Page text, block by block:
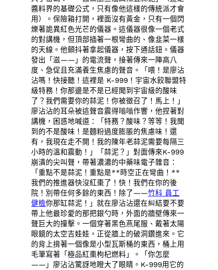
醬料界的基礎公式，只有像他這樣的傳統派才會
用）。保險箱打開，裡面沒有黃金，只有一個閃
爍著詭異紅色光芒的儀器。這儀器很像一個老式
的對講機，但頂部插著一根彎曲的、像韭菜一樣
的天線。他顫抖著拿起儀器，按下通話鈕。儀器
發出「滋——」的電流聲，接著傳來一陣高八
度、急促且充滿養生焦慮的聲音。「喂！是廖沾
沾嗎！快接聽！這裡是 K-999！宇宙水餃聯盟特
級特務！你那邊是不是已經聞到宇宙級的酸味
了？我們需要你的蒜泥！你被徵召了！馬上！」
廖沾沾的耳朵被這聲音震得嗡嗡作響，他捏著對
講機，困惑地喊道：「特務？酸味？等等！我聞
到的不是酸味！是麵粉過度膨脹的焦慮味！還
有，我現在走不開！我的陳年老蒜泥需要每隔三
小時的溫和震動！」「蒜泥？」對面傳來K-999
崩潰的尖叫聲，帶著濃濃的中藥味電子雜音：
「重點不是蒜泥！重點是**時空正在彎曲！**
我們的推進器快沒紅棗了！快！我們在你的後
院！別帶任何多餘的東西！除了——竹科 員工
健檢你那缸蒜泥！」就在廖沾沾還在糾結要不要
帶上他最珍愛的那把銀勺時，外面的牆壁傳來一
聲巨大的撞擊。一個穿著黑色燕尾服、戴著太陽
眼鏡的太空吉娃娃，正從牆上的破洞鑽進來。它
的背上揹著一個像是小型瓦斯桶的東西，桶上用
毛筆寫著「極品紅棗枸杞燃料」。「你怎麼
——」廖沾沾驚訝地瞪大了眼睛。K-999用它的